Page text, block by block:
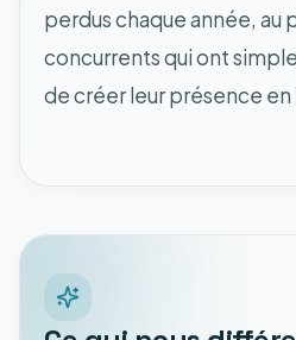
perdus chaque année, au
concurrents qui ont
de créer leur présence en